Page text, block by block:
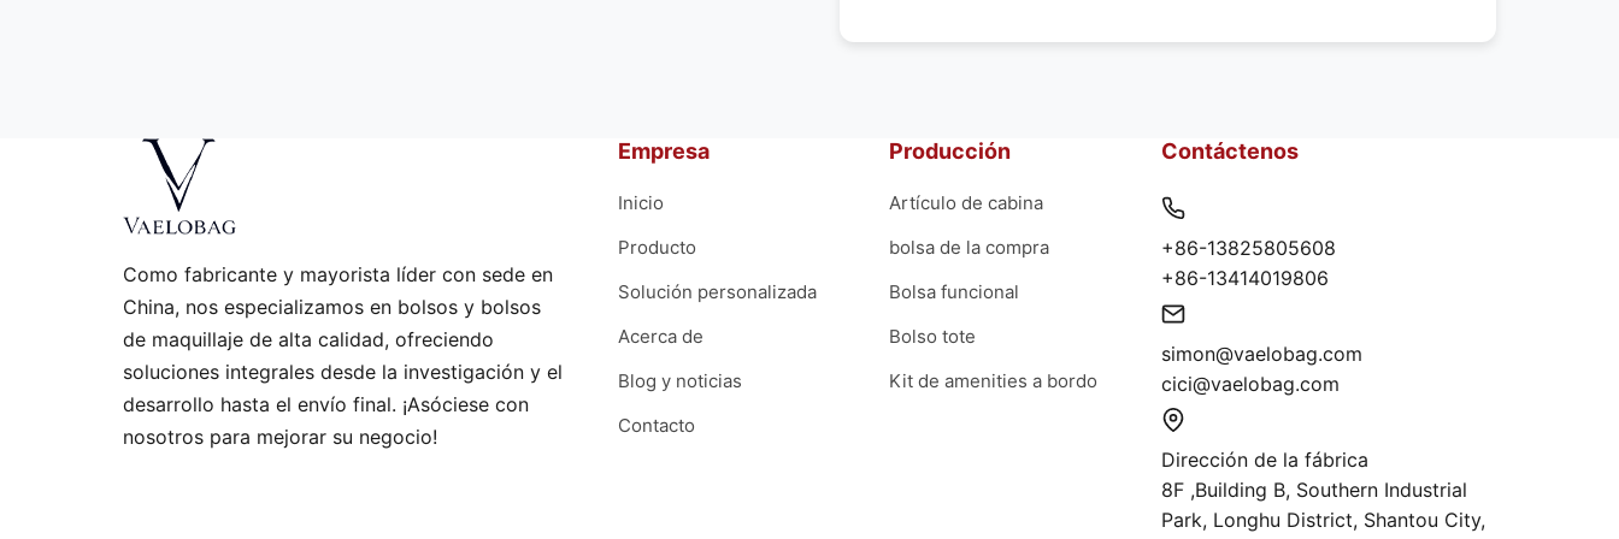
Como fabricante y mayorista líder con sede en
China, nos especializamos en bolsos y bolsos
de maquillaje de alta calidad, ofreciendo
soluciones integrales desde la investigación y el
desarrollo hasta el envío final. ¡Asóciese con
nosotros para mejorar su negocio!
Empresa
Inicio
Producto
Solución personalizada
Acerca de
Blog y noticias
Contacto
Producción
Artículo de cabina
bolsa de la compra
Bolsa funcional
Bolso tote
Kit de amenities a bordo
Contáctenos
+86-13825805608
+86-13414019806
simon@vaelobag.com
cici@vaelobag.com
Dirección de la fábrica
8F ,Building B, Southern Industrial
Park, Longhu District, Shantou City,